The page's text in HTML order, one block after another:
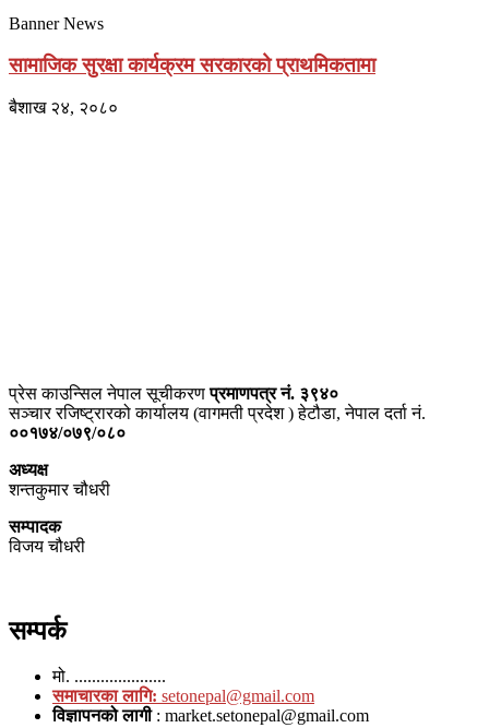
Banner News
सामाजिक सुरक्षा कार्यक्रम सरकारको प्राथमिकतामा
बैशाख २४, २०८०
प्रेस काउन्सिल नेपाल सूचीकरणप्रमाणपत्र नं. ३९४०
सञ्चार रजिष्ट्रारको कार्यालय (वागमती प्रदेश ) हेटौडा, नेपाल दर्ता नं.
००१७४/०७९/०८०
अध्यक्ष
शन्तकुमार चौधरी
सम्पादक
विजय चौधरी
सम्पर्क
मो. .....................
समाचारका लागि: setonepal@gmail.com
विज्ञापनको लागी : market.setonepal@gmail.com